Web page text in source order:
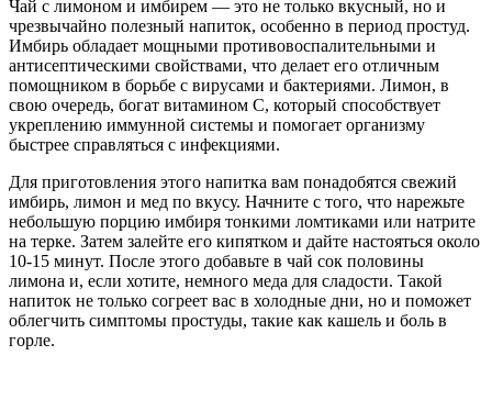
Чай с лимоном и имбирем — это не только вкусный, но и
чрезвычайно полезный напиток, особенно в период простуд.
Имбирь обладает мощными противовоспалительными и
антисептическими свойствами, что делает его отличным
помощником в борьбе с вирусами и бактериями. Лимон, в
свою очередь, богат витамином C, который способствует
укреплению иммунной системы и помогает организму
быстрее справляться с инфекциями.
Для приготовления этого напитка вам понадобятся свежий
имбирь, лимон и мед по вкусу. Начните с того, что нарежьте
небольшую порцию имбиря тонкими ломтиками или натрите
на терке. Затем залейте его кипятком и дайте настояться около
10-15 минут. После этого добавьте в чай сок половины
лимона и, если хотите, немного меда для сладости. Такой
напиток не только согреет вас в холодные дни, но и поможет
облегчить симптомы простуды, такие как кашель и боль в
горле.